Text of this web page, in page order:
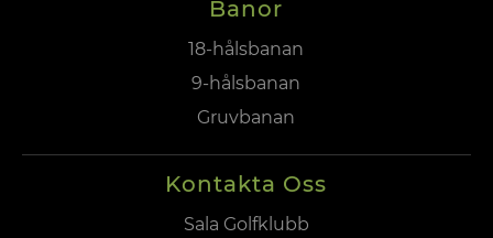
Banor
18-hålsbanan
9-hålsbanan
Gruvbanan
Kontakta Oss
Sala Golfklubb